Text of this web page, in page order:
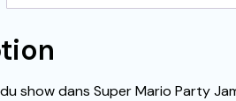
show dans Super Mario Party